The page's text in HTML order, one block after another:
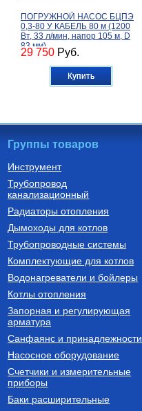
ПОГРУЖНОЙ НАСОС БЦПЭ
0,3-80 У КАБЕЛЬ 80 м (1200
Вт, 33 л/мин, напор 105 м, D
83 мм)
29 750 Руб.
Купить
Бойлеры (водонагреватели
косвенного нагрева)
нагрева напольный из
нержавеющей стали STINOX F
500 л., арт.: 805F0050
127 190Руб.
Купить
Котлы газовые настенные
Котел газовый настенный
одноконтурный Vitabel HF 32
Группы товаров
Инструмент
Трубопровод
канализационный
Радиаторы отопления
Дымоходы для котлов
Трубопроводные системы
Комплектующие для котлов
Водонагреватели и бойлеры
Котлы отопления
Запорная и регулирующая
арматура
Санфаянс и принадлежности
Насосное оборудование
Счетчики и измерительные
приборы
Баки расширительные